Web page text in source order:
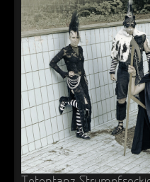
► Der
Oberer
►
Oberer
► Blutmond
Oberer
► Totentanz
Oberer
► Teufels
Oberer
► Zeit
Oberer
►